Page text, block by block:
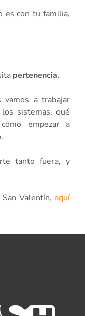
es con tu familia,
pertenencia.
vamos a trabajar
sistemas, qué
empezar a
tanto fuera, y
Valentín, aquí